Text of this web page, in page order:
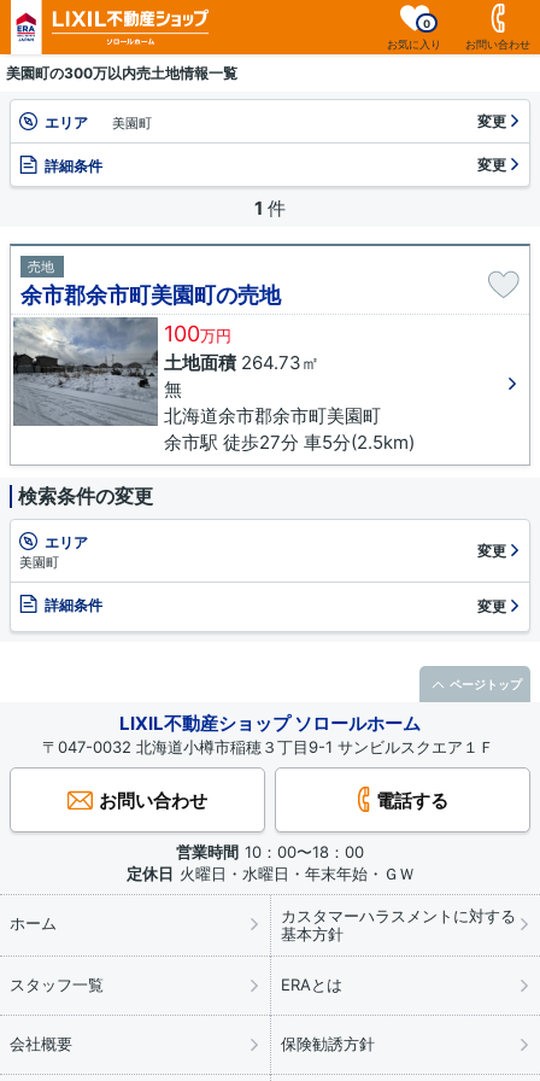
お気に入り
0
お問い合わせ
美園町の300万以内売土地情報一覧
エリア 美園町 変更
詳細条件 変更
1 件
売地
余市郡余市町美園町の売地
100万円
土地面積264.73㎡
無
北海道余市郡余市町美園町
余市駅 徒歩27分 車5分(2.5km)
検索条件の変更
エリア
美園町
変更
詳細条件 変更
LIXIL不動産ショップ ソロールホーム
〒047-0032 北海道小樽市稲穂３丁目9-1 サンビルスクエア１Ｆ
お問い合わせ 電話する
営業時間 10：00〜18：00
定休日 火曜日・水曜日・年末年始・ＧＷ
ホーム
カスタマーハラスメントに対する
基本方針
スタッフ一覧 ERAとは
会社概要 保険勧誘方針
ページトップ